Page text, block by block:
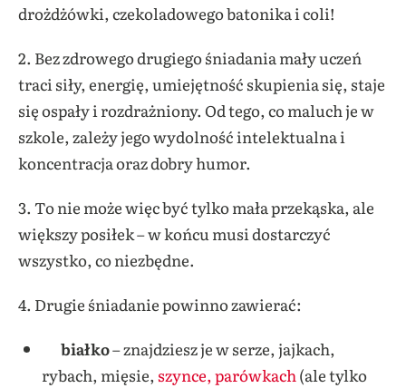
drożdżówki, czekoladowego batonika i coli!
2. Bez zdrowego drugiego śniadania mały uczeń
traci siły, energię, umiejętność skupienia się, staje
się ospały i rozdrażniony. Od tego, co maluch je w
szkole, zależy jego wydolność intelektualna i
koncentracja oraz dobry humor.
3. To nie może więc być tylko mała przekąska, ale
większy posiłek – w końcu musi dostarczyć
wszystko, co niezbędne.
4. Drugie śniadanie powinno zawierać:
białko– znajdziesz je w serze, jajkach,
rybach, mięsie, szynce, parówkach (ale tylko